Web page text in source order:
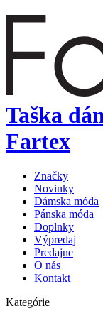
Taška
Fartex
Značky
Novinky
Dámska móda
Pánska móda
Doplnky
Výpredaj
Predajne
O nás
Kontakt
Kategórie